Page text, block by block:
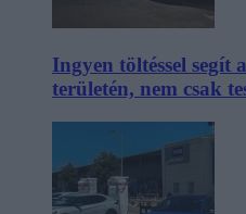
Ingyen töltéssel segít
területén, nem csak